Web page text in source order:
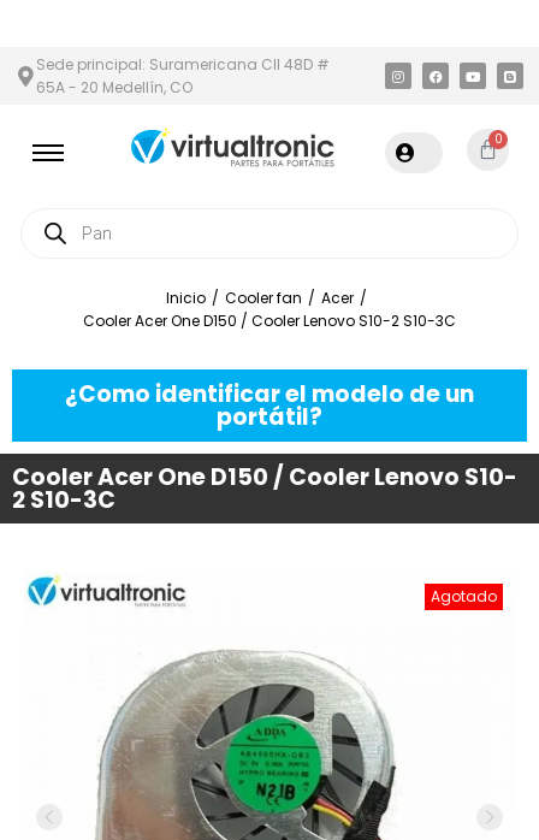
Sede principal: Suramericana Cll 48D #
65A - 20 Medellín, CO
0
Inicio / Cooler fan / Acer /
Cooler Acer One D150 / Cooler Lenovo S10-2 S10-3C
¿Como identificar el modelo de un
portátil?
Cooler Acer One D150 / Cooler Lenovo S10-
2 S10-3C
Agotado